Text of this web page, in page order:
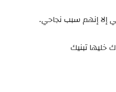
إلا إنهم سبب نجاحي.
خليها تبنيك